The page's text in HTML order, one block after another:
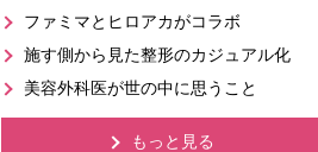
ファミマとヒロアカがコラボ
施す側から見た整形のカジュアル化
美容外科医が世の中に思うこと
もっと見る